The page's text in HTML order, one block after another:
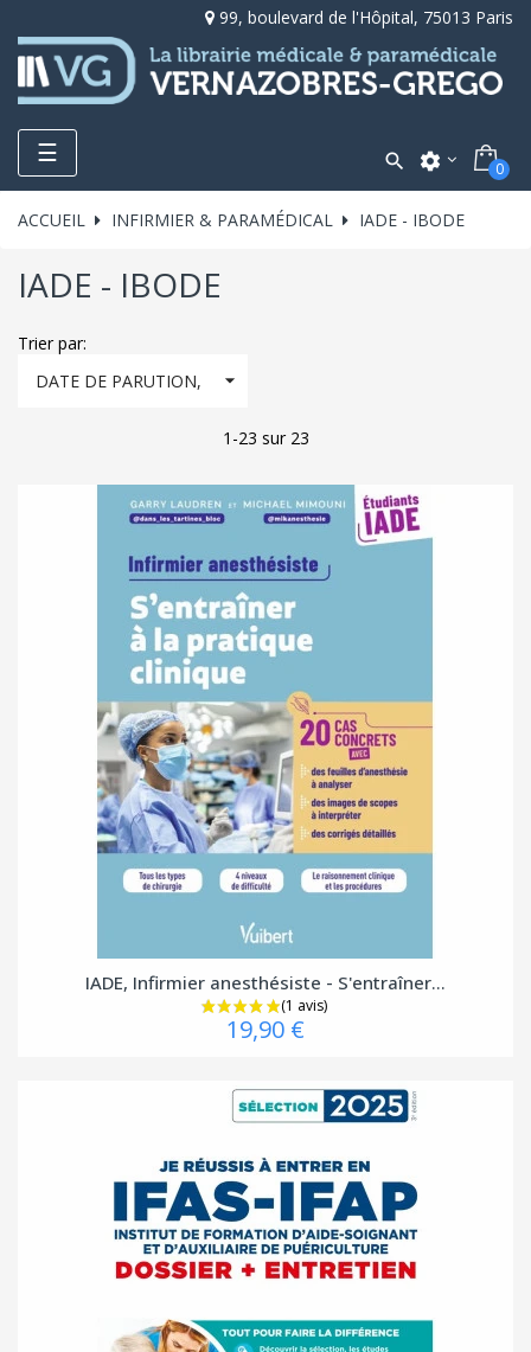
99, boulevard de l'Hôpital, 75013 Paris
Toggle
navigation
☰  settings 0
ACCUEIL INFIRMIER & PARAMÉDICAL IADE - IBODE
IADE - IBODE
Trier par:
DATE DE PARUTION,

1-23 sur 23
IADE, Infirmier anesthésiste - S'entraîner...
19,90 €